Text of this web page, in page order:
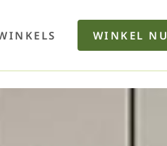
WINKEL NU